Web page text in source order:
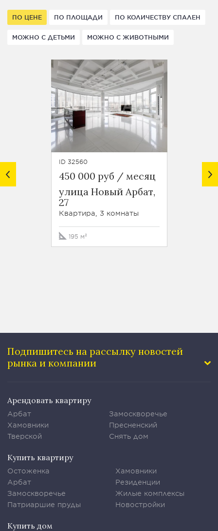
ПО ЦЕНЕ ПО ПЛОЩАДИ ПО КОЛИЧЕСТВУ СПАЛЕН
МОЖНО С ДЕТЬМИ МОЖНО С ЖИВОТНЫМИ
ID 32560
450 000 руб / месяц
улица Новый Арбат,
27
Квартира, 3 комнаты
195 м²
ID 18225
450
Подпишитесь на рассылку новостей
рынка и компании
Арендовать квартиру
Арбат
Хамовники
Тверской
Замоскворечье
Пресненский
Снять дом
Купить квартиру
Остоженка
Арбат
Замоскворечье
Патриаршие пруды
Хамовники
Резиденции
Жилые комплексы
Новостройки
Купить дом